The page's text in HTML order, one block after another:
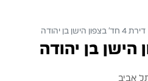
דירת 4 חד’ בצפון הישן בן יהודה
אביב